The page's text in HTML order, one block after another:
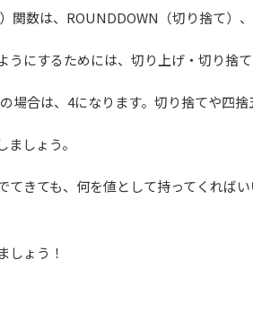
関数は、ROUNDDOWN（切り捨て）
うにするためには、切り上げ・切り捨
場合は、4になります。切り捨てや四捨
しょう。
てきても、何を値として持ってくれば
しょう！